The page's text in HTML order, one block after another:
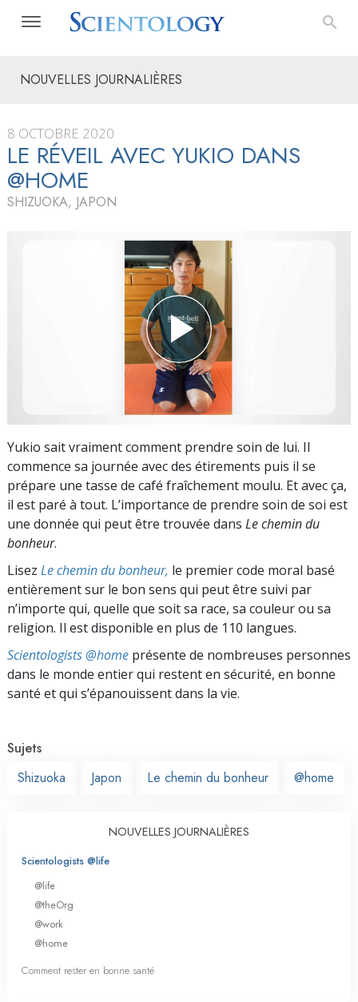
NOUVELLES JOURNALIÈRES
8 OCTOBRE 2020
LE RÉVEIL AVEC YUKIO DANS
@HOME
SHIZUOKA, JAPON
Yukio sait vraiment comment prendre soin de lui. Il
commence sa journée avec des étirements puis il se
prépare une tasse de café fraîchement moulu. Et avec ça,
il est paré à tout. L’importance de prendre soin de soi est
une donnée qui peut être trouvée dans Le chemin du
bonheur.
Lisez Le chemin du bonheur, le premier code moral basé
entièrement sur le bon sens qui peut être suivi par
n’importe qui, quelle que soit sa race, sa couleur ou sa
religion. Il est disponible en plus de 110 langues.
Scientologists @home présente de nombreuses personnes
dans le monde entier qui restent en sécurité, en bonne
santé et qui s’épanouissent dans la vie.
Sujets
Shizuoka
Japon Le chemin du bonheur @home
NOUVELLES JOURNALIÈRES
Scientologists @life
@life
@theOrg
@work
@home
Comment rester en bonne santé